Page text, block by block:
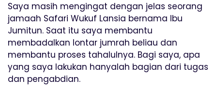
Saya masih mengingat dengan jelas seorang
jamaah Safari Wukuf Lansia bernama Ibu
Jumitun. Saat itu saya membantu
membadalkan lontar jumrah beliau dan
membantu proses tahalulnya. Bagi saya, apa
yang saya lakukan hanyalah bagian dari tugas
dan pengabdian.